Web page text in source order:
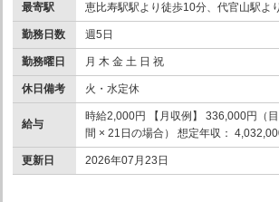
最寄駅 恵比寿駅駅より徒歩10分、代官山駅よ
勤務日数 週5日
勤務曜日 月 木 金 土 日 祝
休日備考 火・水定休
給与
時給2,000円 【月収例】 336,000円（
間 × 21日の場合） 想定年収：
更新日 2026年07月23日